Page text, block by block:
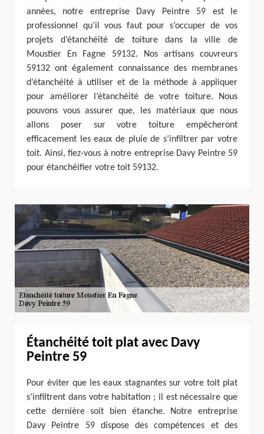
années, notre entreprise Davy Peintre 59 est le
professionnel qu’il vous faut pour s’occuper de vos
projets d’étanchéité de toiture dans la ville de
Moustier En Fagne 59132. Nos artisans couvreurs
59132 ont également connaissance des membranes
d’étanchéité à utiliser et de la méthode à appliquer
pour améliorer l’étanchéité de votre toiture. Nous
pouvons vous assurer que, les matériaux que nous
allons poser sur votre toiture empêcheront
efficacement les eaux de pluie de s’infiltrer par votre
toit. Ainsi, fiez-vous à notre entreprise Davy Peintre 59
pour étanchéifier votre toit 59132.
Étanchéité toit plat avec Davy
Peintre 59
Pour éviter que les eaux stagnantes sur votre toit plat
s’infiltrent dans votre habitation ; il est nécessaire que
cette dernière soit bien étanche. Notre entreprise
Davy Peintre 59 dispose des compétences et des